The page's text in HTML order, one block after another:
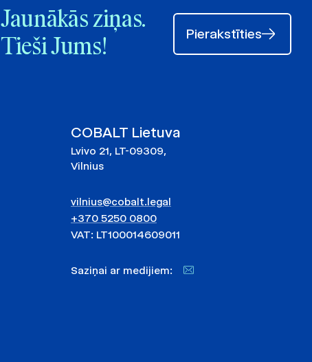
Jaunākās ziņas.
Tieši Jums!
Pierakstīties
COBALT Lietuva
Lvivo 21, LT-09309,
Vilnius
vilnius@cobalt.legal
+370 5250 0800
VAT: LT100014609011
Saziņai ar medijiem: